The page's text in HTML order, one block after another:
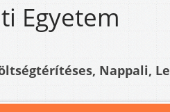
Egyetem
Nappali,